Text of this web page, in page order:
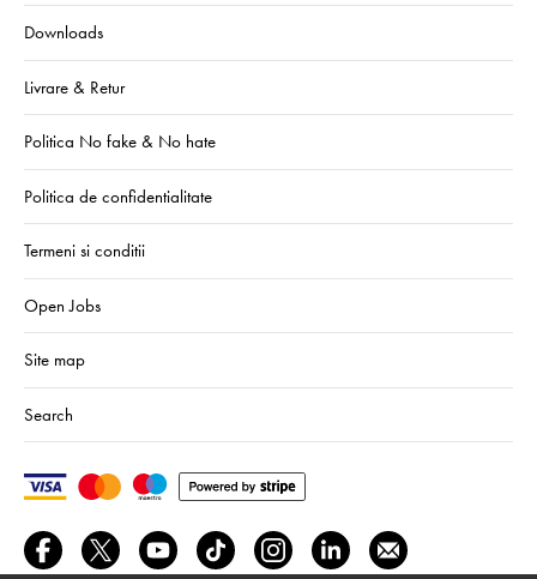
Downloads
Livrare & Retur
Politica No fake & No hate
Politica de confidentialitate
Termeni si conditii
Open Jobs
Site map
Search